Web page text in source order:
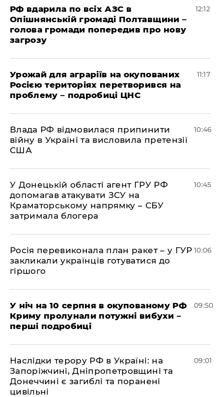
РФ вдарила по всіх АЗС в
Опішнянській громаді Полтавщини –
голова громади попередив про нову
загрозу
12:12
Урожай для аграріїв на окупованих
Росією територіях перетворився на
проблему – подробиці ЦНС
11:17
Влада РФ відмовилася припинити
війну в Україні та висловила претензії
США
10:46
У Донецькій області агент ГРУ РФ
допомагав атакувати ЗСУ на
Краматорському напрямку – СБУ
затримала блогера
10:45
Росія перевиконала план ракет – у ГУР
закликали українців готуватися до
гіршого
10:06
У ніч на 10 серпня в окупованому РФ
Криму пролунали потужні вибухи –
перші подробиці
09:50
Наслідки терору РФ в Україні: на
Запоріжчині, Дніпропетровщині та
Донеччині є загиблі та поранені
цивільні
09:01